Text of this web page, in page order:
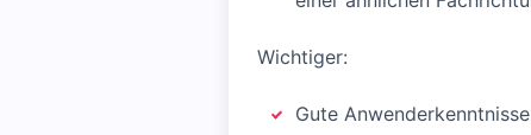
Wichtiger:
Gute